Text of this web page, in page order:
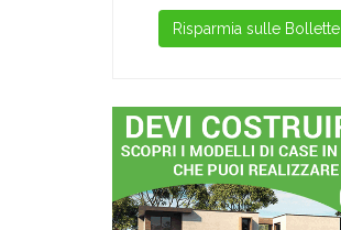
Risparmia sulle Bollette